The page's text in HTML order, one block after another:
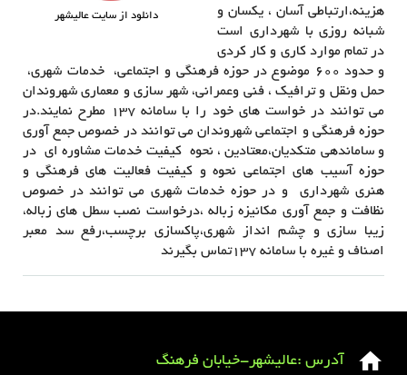
دانلود از سایت عالیشهر
هزینه،‌ارتباطی آسان ، یکسان و
شبانه روزی با شهرداری است
در تمام موارد کاری و کار کردی
و حدود ۶۰۰ موضوع در حوزه فرهنگی و اجتماعی، خدمات شهری،
حمل ونقل و ترافیک ، فنی وعمرانی، شهر سازی و معماری شهروندان
می توانند در خواست های خود را با سامانه ۱۳۷ مطرح نمایند.در
حوزه فرهنگی و اجتماعی شهروندان می توانند در خصوص جمع آوری
و ساماندهی متکدیان،‌معتادین ، نحوه کیفیت خدمات مشاوره ای در
حوزه آسیب های اجتماعی نحوه و کیفیت فعالیت های فرهنگی و
هنری شهرداری و در حوزه خدمات شهری می توانند در خصوص
نظافت و جمع آوری مکانیزه زباله ،‌درخواست نصب سطل های زباله،
زیبا سازی و چشم انداز شهری،‌پاکسازی برچسب،‌رفع سد معبر
اصناف و غیره با سامانه ۱۳۷تماس بگیرند
آدرس :عالیشهر-خیابان فرهنگ